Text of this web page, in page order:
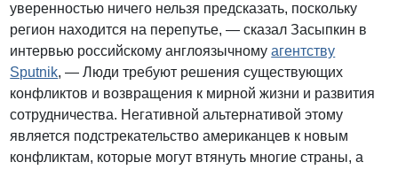
уверенностью ничего нельзя предсказать, поскольку
регион находится на перепутье, — сказал Засыпкин в
интервью российскому англоязычномуагентству
Sputnik, — Люди требуют решения существующих
конфликтов и возвращения к мирной жизни и развития
сотрудничества. Негативной альтернативой этому
является подстрекательство американцев к новым
конфликтам, которые могут втянуть многие страны, а